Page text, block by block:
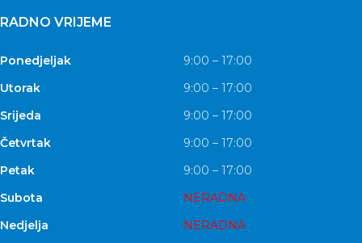
RADNO VRIJEME
Ponedjeljak
9:00 – 17:00
Utorak
9:00 – 17:00
Srijeda
9:00 – 17:00
Četvrtak
9:00 – 17:00
Petak
9:00 – 17:00
Subota
NERADNA
Nedjelja
NERADNA